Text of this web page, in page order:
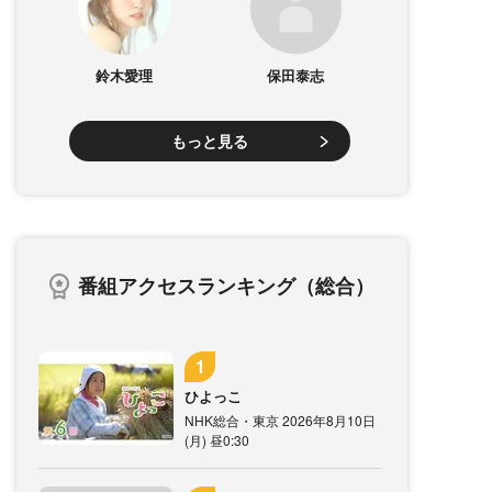
鈴木愛理 保田泰志
もっと見る
番組アクセスランキング（総合）
ひよっこ
NHK総合・東京 2026年8月10日
(月) 昼0:30